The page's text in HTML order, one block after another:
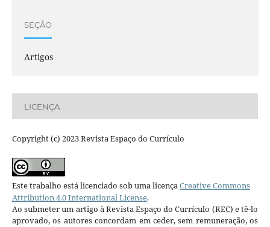
SEÇÃO
Artigos
LICENÇA
Copyright (c) 2023 Revista Espaço do Currículo
Este trabalho está licenciado sob uma licençaCreative Commons
Attribution 4.0 International License.
Ao submeter um artigo à Revista Espaço do Currículo (REC) e tê-lo
aprovado, os autores concordam em ceder, sem remuneração, os